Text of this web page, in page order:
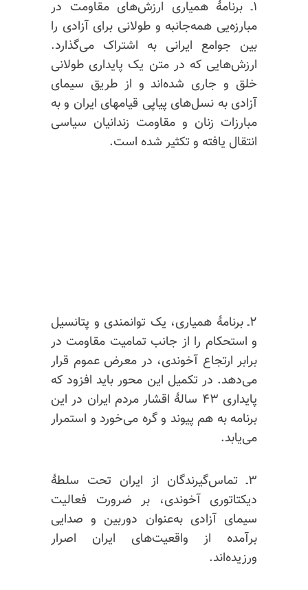
۱ـ برنامهٔ همیاری ارزش‌های مقاومت در
مبارزه‌یی همه‌جانبه و طولانی برای آزادی را
بین جوامع ایرانی به اشتراک می‌گذارد.
ارزش‌هایی که در متن یک پایداری طولانی
خلق و جاری شده‌اند و از طریق سیمای
آزادی به نسل‌های پیاپی قیامهای ایران و به
مبارزات زنان و مقاومت زندانیان سیاسی
انتقال یافته و تکثیر شده است.
۲ـ برنامهٔ همیاری، یک توانمندی و پتانسیل
و استحکام را از جانب تمامیت مقاومت در
برابر ارتجاع آخوندی، در معرض عموم قرار
می‌دهد. در تکمیل این محور باید افزود که
پایداری ۴۳ سالهٔ اقشار مردم ایران در این
برنامه به هم پیوند و گره می‌خورد و استمرار
می‌یابد.
۳ـ تماس‌گیرندگان از ایران تحت سلطهٔ
دیکتاتوری آخوندی، بر ضرورت فعالیت
سیمای آزادی به‌عنوان دوربین و صدایی
برآمده از واقعیت‌های ایران اصرار
ورزیده‌اند.